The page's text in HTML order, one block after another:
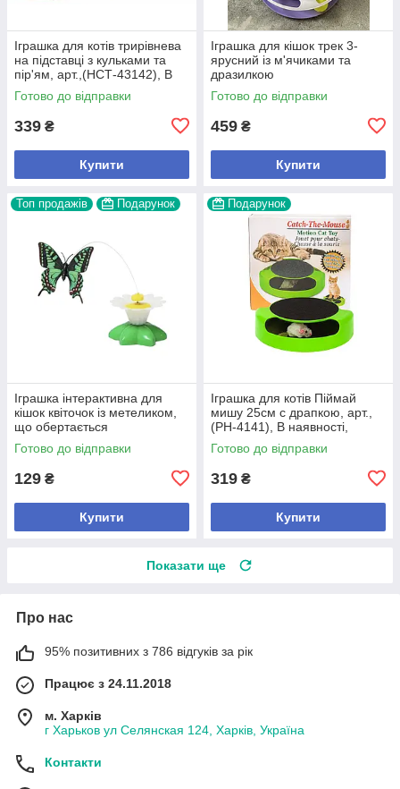
Іграшка для котів трирівнева
на підставці з кульками та
пір'ям, арт.,(НСТ-43142), В
наявності, Різнокольоровий
Готово до відправки
339 ₴
Купити
Іграшка для кішок трек 3-
ярусний із м'ячиками та
дразилкою
Готово до відправки
459 ₴
Купити
Топ продажів Подарунок
Іграшка інтерактивна для
кішок квіточок із метеликом,
що обертається
Готово до відправки
129 ₴
Купити
Подарунок
Іграшка для котів Піймай
мишу 25см с драпкою, арт.,
(РН-4141), В наявності,
Зелений
Готово до відправки
319 ₴
Купити
Показати ще
Про нас
95% позитивних з 786 відгуків за рік
Працює з 24.11.2018
м. Харків
г Харьков ул Селянская 124, Харків, Україна
Контакти